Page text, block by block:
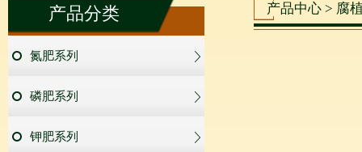
产品分类
氮肥系列
磷肥系列
钾肥系列
产品中心 > 腐